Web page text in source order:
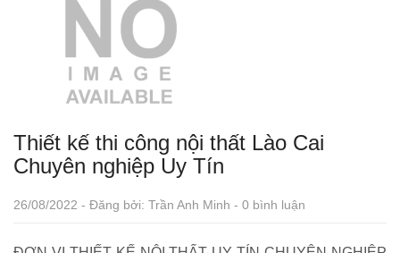
Thiết kế thi công nội thất Lào Cai
Chuyên nghiệp Uy Tín
26/08/2022 - Đăng bởi: Trần Anh Minh - 0 bình luận